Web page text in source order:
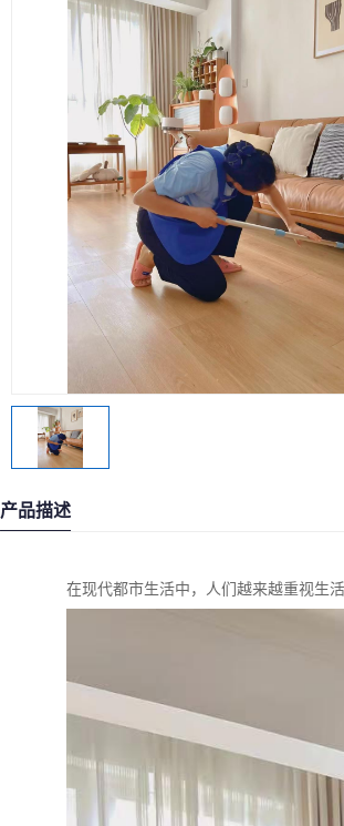
产品描述
在现代都市生活中，人们越来越重视生